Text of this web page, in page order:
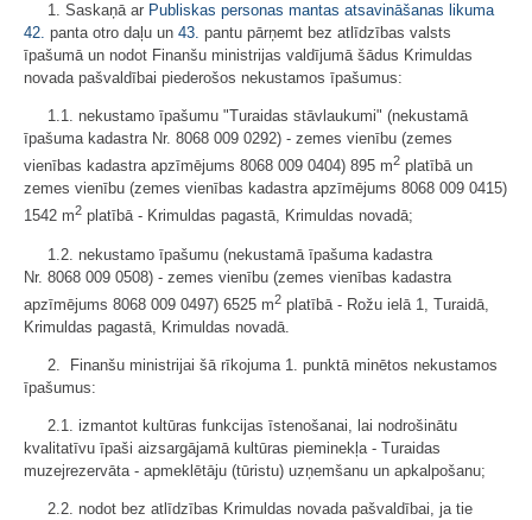
1. Saskaņā ar Publiskas personas mantas atsavināšanas likuma
42. panta otro daļu un 43. pantu pārņemt bez atlīdzības valsts
īpašumā un nodot Finanšu ministrijas valdījumā šādus Krimuldas
novada pašvaldībai piederošos nekustamos īpašumus:
1.1. nekustamo īpašumu "Turaidas stāvlaukumi" (nekustamā
īpašuma kadastra Nr. 8068 009 0292) - zemes vienību (zemes
vienības kadastra apzīmējums 8068 009 0404) 895 m2 platībā un
zemes vienību (zemes vienības kadastra apzīmējums 8068 009 0415)
1542 m2 platībā - Krimuldas pagastā, Krimuldas novadā;
1.2. nekustamo īpašumu (nekustamā īpašuma kadastra
Nr. 8068 009 0508) - zemes vienību (zemes vienības kadastra
apzīmējums 8068 009 0497) 6525 m2 platībā - Rožu ielā 1, Turaidā,
Krimuldas pagastā, Krimuldas novadā.
2. Finanšu ministrijai šā rīkojuma 1. punktā minētos nekustamos
īpašumus:
2.1. izmantot kultūras funkcijas īstenošanai, lai nodrošinātu
kvalitatīvu īpaši aizsargājamā kultūras pieminekļa - Turaidas
muzejrezervāta - apmeklētāju (tūristu) uzņemšanu un apkalpošanu;
2.2. nodot bez atlīdzības Krimuldas novada pašvaldībai, ja tie